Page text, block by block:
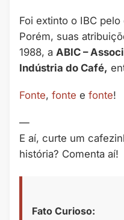
Foi extinto o IBC
Porém, suas
1988, a ABIC –
Indústria do Café,
Fonte, fonte e fonte!
—
E aí, curte um
história? Comenta aí!
Fato Curioso: